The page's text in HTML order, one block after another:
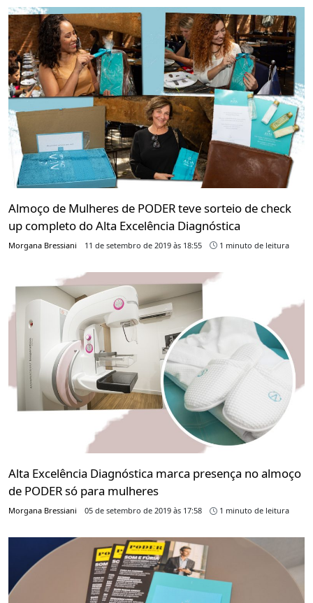
Almoço de Mulheres de PODER teve sorteio de check
up completo do Alta Excelência Diagnóstica
Morgana Bressiani 11 de setembro de 2019 às 18:55 1 minuto de leitura
Alta Excelência Diagnóstica marca presença no almoço
de PODER só para mulheres
Morgana Bressiani 05 de setembro de 2019 às 17:58 1 minuto de leitura